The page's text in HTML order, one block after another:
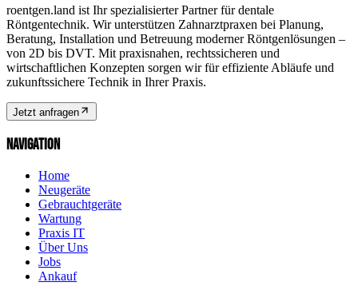
roentgen.land ist Ihr spezialisierter Partner für dentale
Röntgentechnik. Wir unterstützen Zahnarztpraxen bei Planung,
Beratung, Installation und Betreuung moderner Röntgenlösungen –
von 2D bis DVT. Mit praxisnahen, rechtssicheren und
wirtschaftlichen Konzepten sorgen wir für effiziente Abläufe und
zukunftssichere Technik in Ihrer Praxis.
Jetzt anfragen
NAVIGATION
Home
Neugeräte
Gebrauchtgeräte
Wartung
Praxis IT
Über Uns
Jobs
Ankauf